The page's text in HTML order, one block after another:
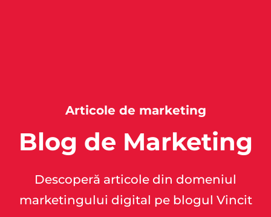
Articole de marketing
Blog de Marketing
Descoperă articole din domeniul
marketingului digital pe blogul Vincit